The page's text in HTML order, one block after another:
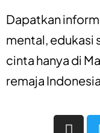
Dapatkan
mental, edukasi
cinta hanya di
remaja